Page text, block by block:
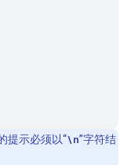
提示必须以“\n”字符结